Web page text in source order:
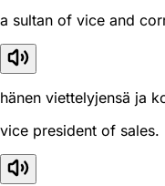
a sultan of vice and
hänen viettelyjensä ja
vice president of sales.